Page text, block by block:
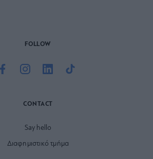
FOLLOW
CONTACT
Say hello
Διαφημιστικό τμήμα